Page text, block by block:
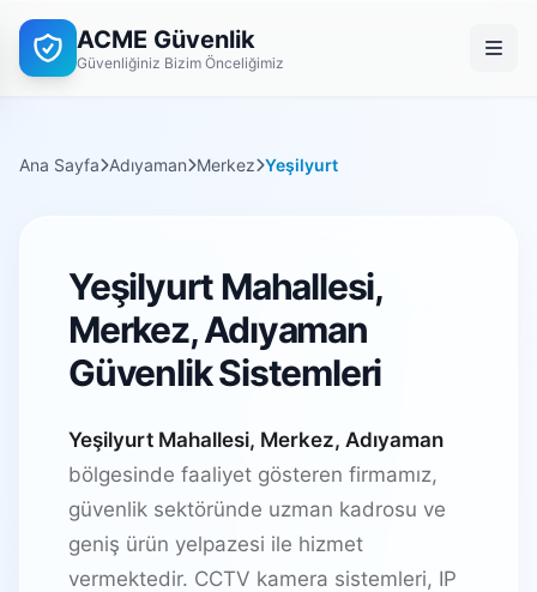
ACME Güvenlik
Güvenliğiniz Bizim Önceliğimiz
Ana Sayfa Adıyaman Merkez Yeşilyurt
Yeşilyurt Mahallesi,
Merkez, Adıyaman
Güvenlik Sistemleri
Yeşilyurt Mahallesi, Merkez, Adıyaman
bölgesinde faaliyet gösteren firmamız,
güvenlik sektöründe uzman kadrosu ve
geniş ürün yelpazesi ile hizmet
vermektedir. CCTV kamera sistemleri, IP